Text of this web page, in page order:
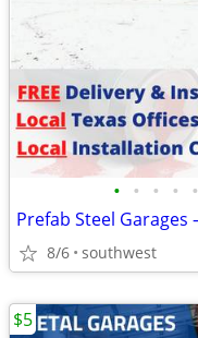
• • • • •
Prefab Steel Garages
8/6 southwest
$5